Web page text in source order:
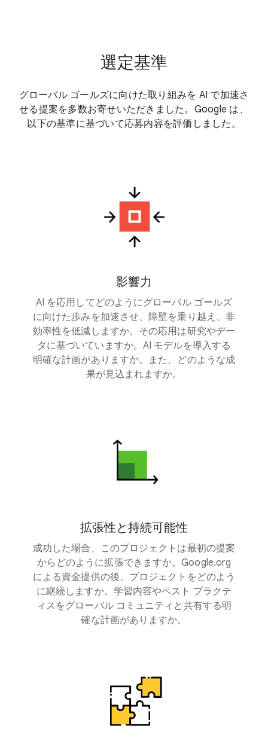
選定基準
グローバル ゴールズに向けた取り組みを AI で加速さ
せる提案を多数お寄せいただきました。Google は、
以下の基準に基づいて応募内容を評価しました。
影響力
AI を応用してどのようにグローバル ゴールズ
に向けた歩みを加速させ、障壁を乗り越え、非
効率性を低減しますか。その応用は研究やデー
タに基づいていますか。AI モデルを導入する
明確な計画がありますか。また、どのような成
果が見込まれますか。
拡張性と持続可能性
成功した場合、このプロジェクトは最初の提案
からどのように拡張できますか。Google.org
による資金提供の後、プロジェクトをどのよう
に継続しますか。学習内容やベスト プラクテ
ィスをグローバル コミュニティと共有する明
確な計画がありますか。